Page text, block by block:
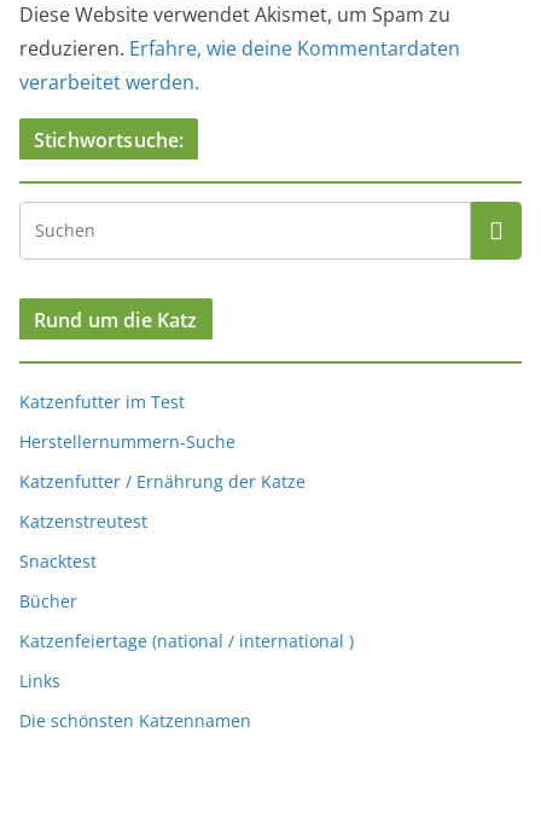
Diese Website verwendet Akismet, um Spam zu
reduzieren. Erfahre, wie deine Kommentardaten
verarbeitet werden.
Stichwortsuche:
Rund um die Katz
Katzenfutter im Test
Herstellernummern-Suche
Katzenfutter / Ernährung der Katze
Katzenstreutest
Snacktest
Bücher
Katzenfeiertage (national / international )
Links
Die schönsten Katzennamen